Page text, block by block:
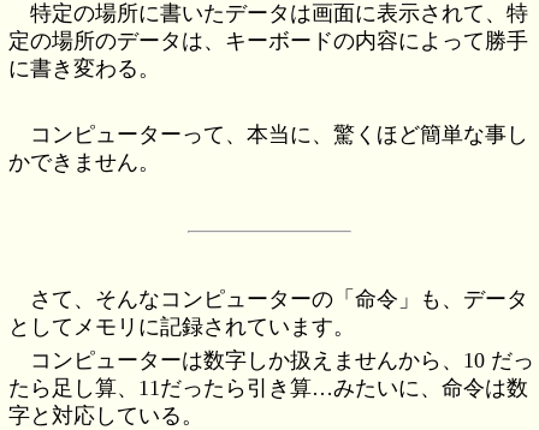
特定の場所に書いたデータは画面に表示されて、特
定の場所のデータは、キーボードの内容によって勝手
に書き変わる。
コンピューターって、本当に、驚くほど簡単な事し
かできません。
さて、そんなコンピューターの「命令」も、データ
としてメモリに記録されています。
コンピューターは数字しか扱えませんから、10 だっ
たら足し算、11だったら引き算…みたいに、命令は数
字と対応している。